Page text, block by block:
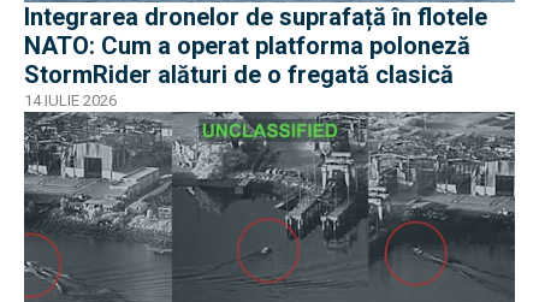
Integrarea dronelor de suprafață în flotele
NATO: Cum a operat platforma poloneză
StormRider alături de o fregată clasică
14 IULIE 2026